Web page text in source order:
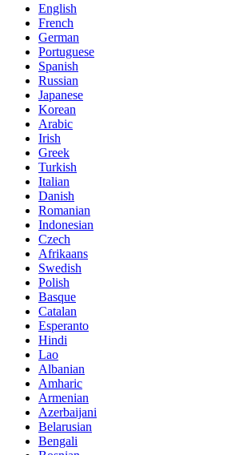
English
French
German
Portuguese
Spanish
Russian
Japanese
Korean
Arabic
Irish
Greek
Turkish
Italian
Danish
Romanian
Indonesian
Czech
Afrikaans
Swedish
Polish
Basque
Catalan
Esperanto
Hindi
Lao
Albanian
Amharic
Armenian
Azerbaijani
Belarusian
Bengali